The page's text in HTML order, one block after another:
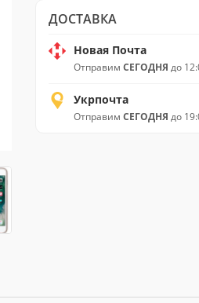
ДОСТАВКА
Новая Почта
Отправим СЕГОДНЯ до
Укрпочта
Отправим СЕГОДНЯ до